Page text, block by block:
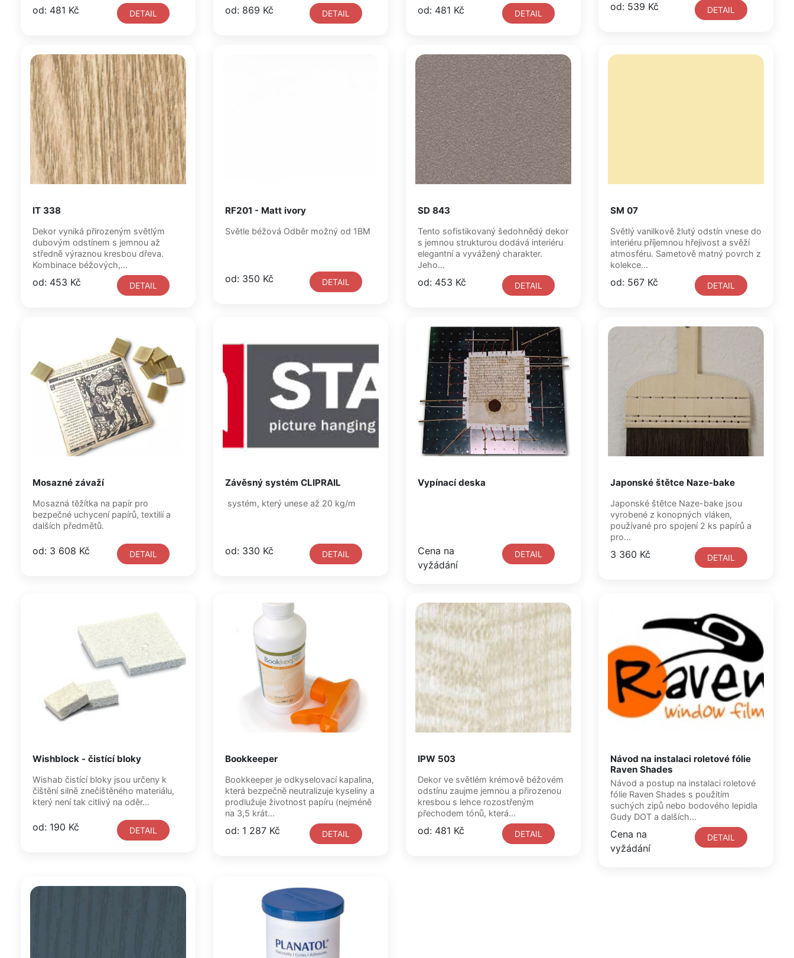
od: 481 Kč DETAIL od: 869 Kč DETAIL od: 481 Kč DETAIL
od: 539 Kč DETAIL
IT 338
Dekor vyniká přirozeným světlým
dubovým odstínem s jemnou až
středně výraznou kresbou dřeva.
Kombinace béžových,...
od: 453 Kč DETAIL
RF201 - Matt ivory
Světle béžová Odběr možný od 1BM
od: 350 Kč DETAIL
SD 843
Tento sofistikovaný šedohnědý dekor
s jemnou strukturou dodává interiéru
elegantní a vyvážený charakter.
Jeho...
od: 453 Kč DETAIL
SM 07
Světlý vanilkově žlutý odstín vnese do
interiéru příjemnou hřejivost a svěží
atmosféru. Sametově matný povrch z
kolekce...
od: 567 Kč DETAIL
Mosazné závaží
Mosazná těžítka na papír pro
bezpečné uchycení papírů, textilií a
dalších předmětů.
od: 3 608 Kč DETAIL
Závěsný systém CLIPRAIL
systém, který unese až 20 kg/m
od: 330 Kč DETAIL
Vypínací deska
Cena na
vyžádání
DETAIL
Japonské štětce Naze-bake
Japonské štětce Naze-bake jsou
vyrobené z konopných vláken,
používané pro spojení 2 ks papírů a
pro...
3 360 Kč DETAIL
Wishblock - čistící bloky
Wishab čistící bloky jsou určeny k
čištění silně znečištěného materiálu,
který není tak citlivý na oděr...
od: 190 Kč DETAIL
Bookkeeper
Bookkeeper je odkyselovací kapalina,
která bezpečně neutralizuje kyseliny a
prodlužuje životnost papíru (nejméně
na 3,5 krát...
od: 1 287 Kč DETAIL
IPW 503
Dekor ve světlém krémově béžovém
odstínu zaujme jemnou a přirozenou
kresbou s lehce rozostřeným
přechodem tónů, která...
od: 481 Kč DETAIL
Návod na instalaci roletové fólie
Raven Shades
Návod a postup na instalaci roletové
fólie Raven Shades s použitím
suchých zipů nebo bodového lepidla
Gudy DOT a dalších...
Cena na
vyžádání
DETAIL